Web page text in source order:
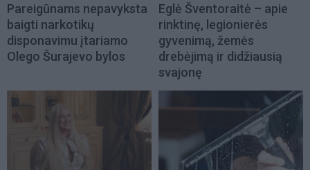
Pareigūnams nepavyksta
baigti narkotikų
disponavimu įtariamo
Olego Šurajevo bylos
Eglė Šventoraitė – apie
rinktinę, legionierės
gyvenimą, žemės
drebėjimą ir didžiausią
svajonę